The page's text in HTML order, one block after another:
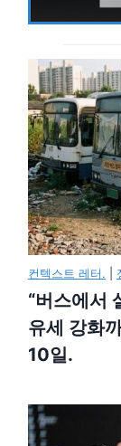
컨텍스트 레터.
“버스에서
유세 강화
10일.